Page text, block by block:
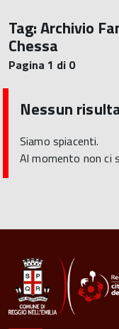
Tag:Archivio
Chessa
Pagina 1 di 0
Nessun
Siamo spiacenti.
Al momento non ci